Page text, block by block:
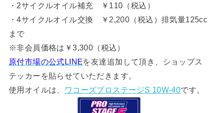
・2サイクルオイル補充 ￥110（税込）
・4サイクルオイル交換 ￥2,200（税込）排気量125cc
まで
※非会員価格は￥3,300（税込）
原付市場の公式LINEを友達追加して頂き、ショップス
テッカーを貼らせていただきます。
使用オイルは、
ワコーズプロステージS 10W-40です。